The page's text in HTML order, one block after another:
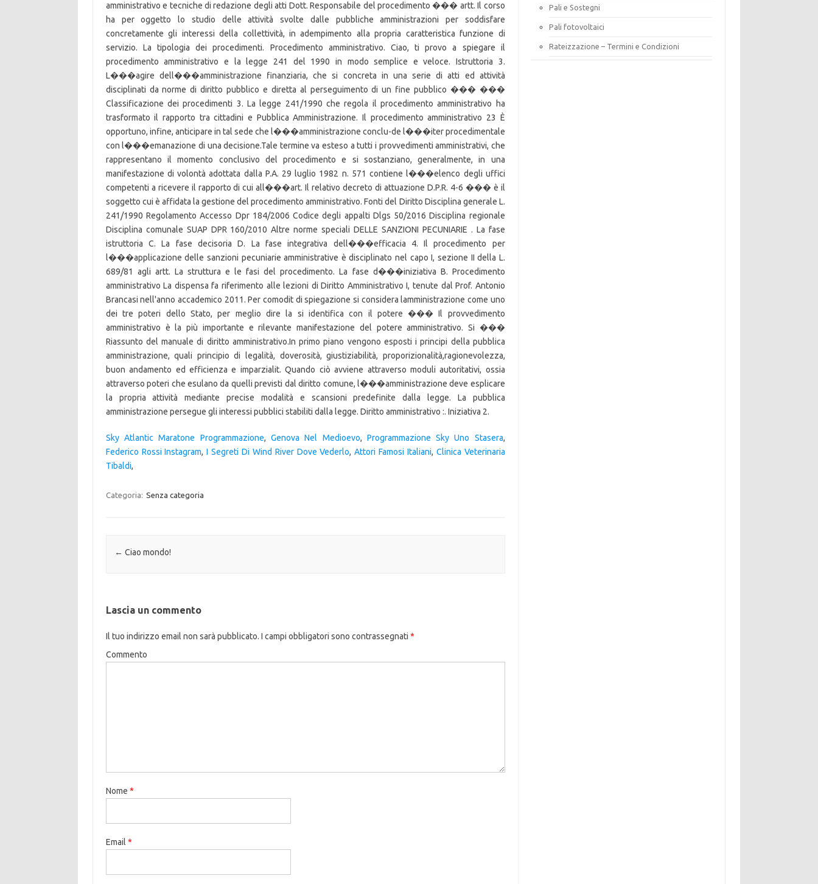
amministrativo e tecniche di redazione degli atti Dott. Responsabile del procedimento ��� artt. Il corso
ha per oggetto lo studio delle attività svolte dalle pubbliche amministrazioni per soddisfare
concretamente gli interessi della collettività, in adempimento alla propria caratteristica funzione di
servizio. La tipologia dei procedimenti. Procedimento amministrativo. Ciao, ti provo a spiegare il
procedimento amministrativo e la legge 241 del 1990 in modo semplice e veloce. Istruttoria 3.
L���agire dell���amministrazione finanziaria, che si concreta in una serie di atti ed attività
disciplinati da norme di diritto pubblico e diretta al perseguimento di un fine pubblico ��� ���
Classificazione dei procedimenti 3. La legge 241/1990 che regola il procedimento amministrativo ha
trasformato il rapporto tra cittadini e Pubblica Amministrazione. Il procedimento amministrativo 23 È
opportuno, infine, anticipare in tal sede che l���amministrazione conclu-de l���iter procedimentale
con l���emanazione di una decisione.Tale termine va esteso a tutti i provvedimenti amministrativi, che
rappresentano il momento conclusivo del procedimento e si sostanziano, generalmente, in una
manifestazione di volontà adottata dalla P.A. 29 luglio 1982 n. 571 contiene l���elenco degli uffici
competenti a ricevere il rapporto di cui all���art. Il relativo decreto di attuazione D.P.R. 4-6 ��� è il
soggetto cui è affidata la gestione del procedimento amministrativo. Fonti del Diritto Disciplina generale L.
241/1990 Regolamento Accesso Dpr 184/2006 Codice degli appalti Dlgs 50/2016 Disciplina regionale
Disciplina comunale SUAP DPR 160/2010 Altre norme speciali DELLE SANZIONI PECUNIARIE . La fase
istruttoria C. La fase decisoria D. La fase integrativa dell���efficacia 4. Il procedimento per
l���applicazione delle sanzioni pecuniarie amministrative è disciplinato nel capo I, sezione II della L.
689/81 agli artt. La struttura e le fasi del procedimento. La fase d���iniziativa B. Procedimento
amministrativo La dispensa fa riferimento alle lezioni di Diritto Amministrativo I, tenute dal Prof. Antonio
Brancasi nell'anno accademico 2011. Per comodit di spiegazione si considera lamministrazione come uno
dei tre poteri dello Stato, per meglio dire la si identifica con il potere ��� Il provvedimento
amministrativo è la più importante e rilevante manifestazione del potere amministrativo. Si ���
Riassunto del manuale di diritto amministrativo.In primo piano vengono esposti i principi della pubblica
amministrazione, quali principio di legalità, doverosità, giustiziabilità, proporizionalità,ragionevolezza,
buon andamento ed efficienza e imparzialit. Quando ciò avviene attraverso moduli autoritativi, ossia
attraverso poteri che esulano da quelli previsti dal diritto comune, l���amministrazione deve esplicare
la propria attività mediante precise modalità e scansioni predefinite dalla legge. La pubblica
amministrazione persegue gli interessi pubblici stabiliti dalla legge. Diritto amministrativo :. Iniziativa 2.
Sky Atlantic Maratone Programmazione, Genova Nel Medioevo, Programmazione Sky Uno Stasera,
Federico Rossi Instagram,I Segreti Di Wind River Dove Vederlo,Attori Famosi Italiani, Clinica Veterinaria
Tibaldi,
Categoria: Senza categoria
Navigazione articolo
← Ciao mondo!
Lascia un commento
Il tuo indirizzo email non sarà pubblicato. I campi obbligatori sono contrassegnati *
Commento
Nome *
Email *
Pali e Sostegni
Pali fotovoltaici
Rateizzazione – Termini e Condizioni